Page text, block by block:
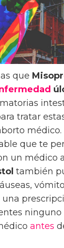
que
tratar
médico.
que te
un médico
también
antes